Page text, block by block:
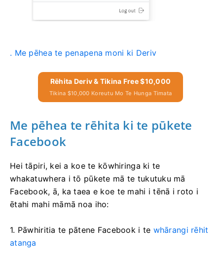
. Me pēhea te penapena moni ki Deriv
Rēhita Deriv & Tikina Free $10,000
Tikina $10,000 Koreutu Mo Te Hunga Timata
Me pēhea te rēhita ki te pūkete
Facebook
Hei tāpiri, kei a koe te kōwhiringa ki te
whakatuwhera i tō pūkete mā te tukutuku mā
Facebook, ā, ka taea e koe te mahi i tēnā i roto i
ētahi mahi māmā noa iho:
1. Pāwhiritia te pātene Facebook i te whārangi rēhit
atanga